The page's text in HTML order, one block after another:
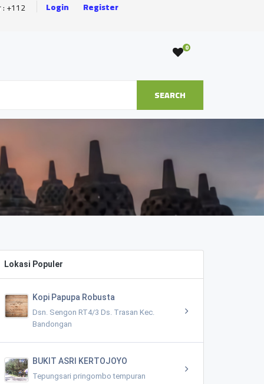
: +112 Login Register
0
SEARCH
Lokasi Populer
Kopi Papupa Robusta
Dsn. Sengon RT4/3 Ds. Trasan Kec.
Bandongan
BUKIT ASRI KERTOJOYO
Tepungsari pringombo tempuran